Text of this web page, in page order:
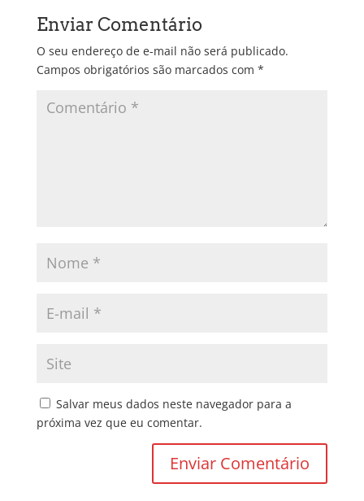
Enviar Comentário
O seu endereço de e-mail não será publicado.
Campos obrigatórios são marcados com *
Salvar meus dados neste navegador para a
próxima vez que eu comentar.